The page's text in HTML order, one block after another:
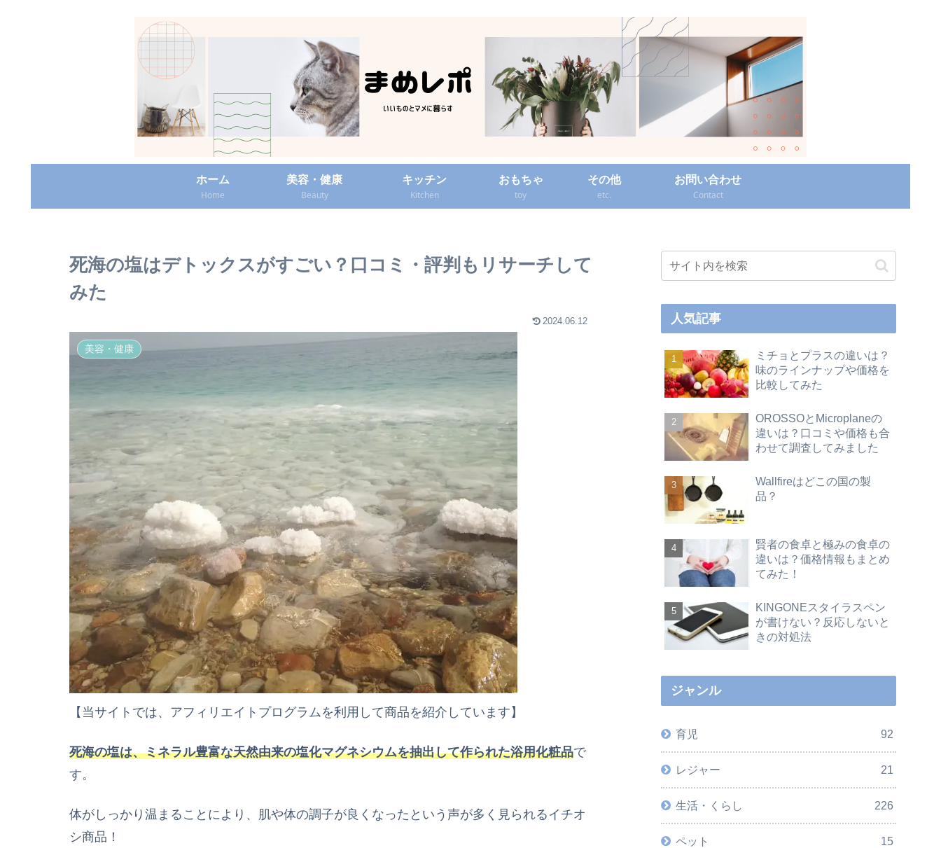
ホーム
Home
美容・健康
Beauty
キッチン
Kitchen
おもちゃ
toy
その他
etc.
お問い合わせ
Contact‎
死海の塩はデトックスがすごい？口コミ・評判もリサーチして
みた
2024.06.12
美容・健康
【当サイトでは、アフィリエイトプログラムを利用して商品を紹介しています】
死海の塩は、ミネラル豊富な天然由来の塩化マグネシウムを抽出して作られた浴用化粧品で
す。
体がしっかり温まることにより、肌や体の調子が良くなったという声が多く見られるイチオ
シ商品！
人気記事
ミチョとプラスの違いは？
味のラインナップや価格を
比較してみた
OROSSOとMicroplaneの
違いは？口コミや価格も合
わせて調査してみました
Wallfireはどこの国の製
品？
賢者の食卓と極みの食卓の
違いは？価格情報もまとめ
てみた！
KINGONEスタイラスペン
が書けない？反応しないと
きの対処法
ジャンル
育児 92
レジャー 21
生活・くらし 226
ペット 15